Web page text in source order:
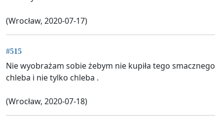
(Wrocław, 2020-07-17)
#515
Nie wyobrażam sobie żebym nie kupiła tego smacznego
chleba i nie tylko chleba .
(Wrocław, 2020-07-18)